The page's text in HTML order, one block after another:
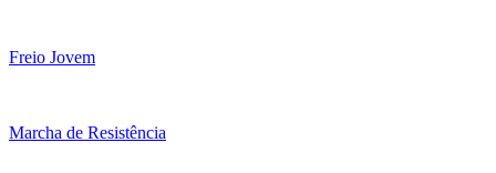
Freio Jovem
Marcha de Resistência